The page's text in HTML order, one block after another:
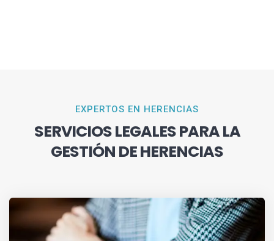
EXPERTOS EN HERENCIAS
SERVICIOS LEGALES PARA LA
GESTIÓN DE HERENCIAS